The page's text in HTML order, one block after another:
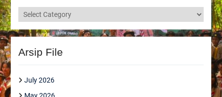
Kategori
Arsip File
July 2026
May 2026